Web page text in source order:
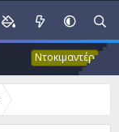
Ντοκιμαντέρ